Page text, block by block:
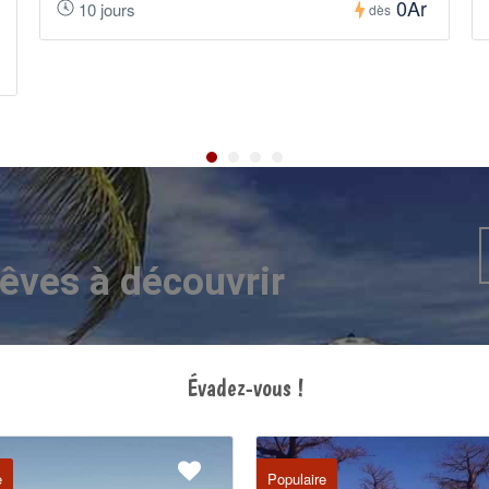
10 jours dès 0Ar
à découvrir
Évadez-vous !
Populaire